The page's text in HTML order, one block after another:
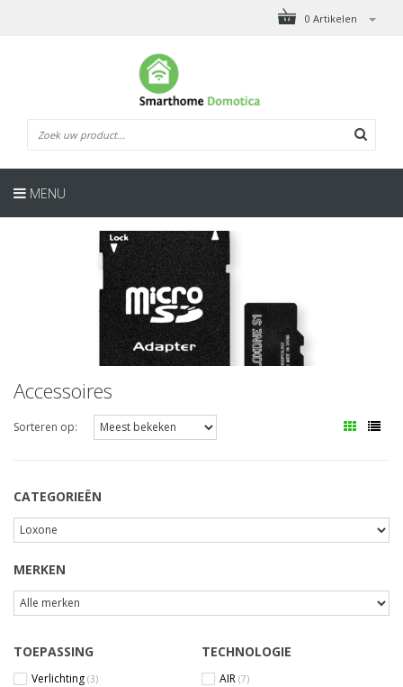
0 Artikelen
MENU
Accessoires
Sorteren op:
CATEGORIEËN
MERKEN
TOEPASSING
Verlichting (3)
TECHNOLOGIE
AIR (7)